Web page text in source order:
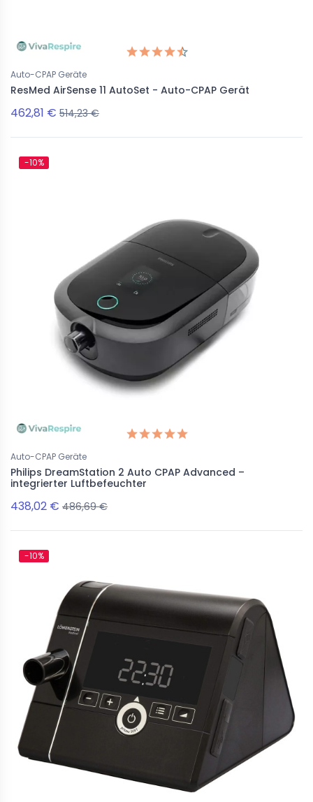
Auto-CPAP Geräte
ResMed AirSense 11 AutoSet - Auto-CPAP Gerät
462,81 € 514,23 €
-10%
Auto-CPAP Geräte
Philips DreamStation 2 Auto CPAP Advanced –
integrierter Luftbefeuchter
438,02 € 486,69 €
-10%